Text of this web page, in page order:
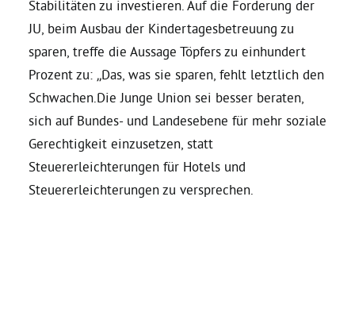
Ratsanträge
Fraktionsgeschäftsstelle
Bezirksvertretungen
Stabilitäten zu investieren. Auf die Forderung der
JU, beim Ausbau der Kindertagesbetreuung zu
sparen, treffe die Aussage Töpfers zu einhundert
Prozent zu: „Das, was sie sparen, fehlt letztlich den
Schwachen.Die Junge Union sei besser beraten,
sich auf Bundes- und Landesebene für mehr soziale
Gerechtigkeit einzusetzen, statt
Steuererleichterungen für Hotels und
Steuererleichterungen zu versprechen.